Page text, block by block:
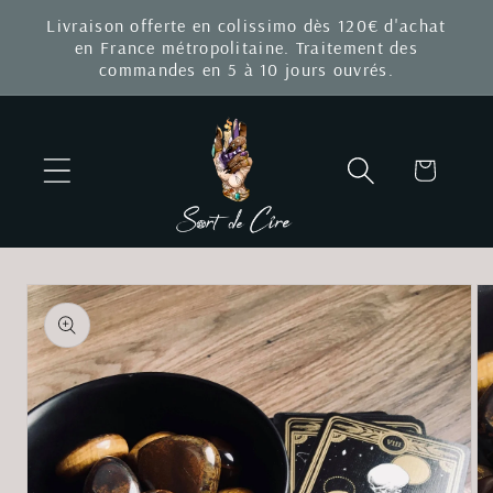
passer
contenu
Livraison offerte en colissimo dès 120€ d'achat
en France métropolitaine. Traitement des
commandes en 5 à 10 jours ouvrés.
Panier
Passer aux
informations
produits